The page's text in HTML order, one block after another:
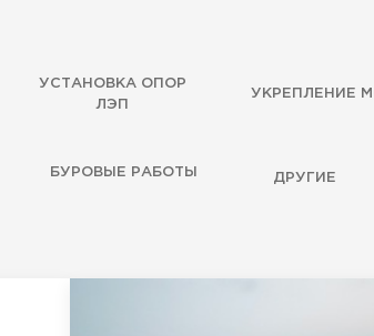
УСТАНОВКА ОПОР
ЛЭП
УКРЕПЛЕНИЕ
БУРОВЫЕ РАБОТЫ ДРУГИЕ